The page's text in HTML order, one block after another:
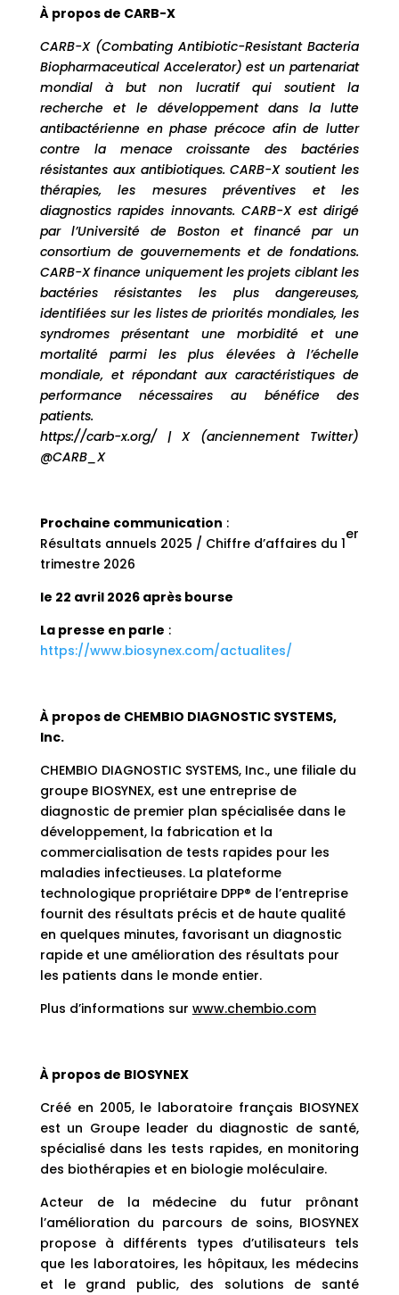
À propos de CARB-X
CARB-X (Combating Antibiotic-Resistant Bacteria
Biopharmaceutical Accelerator) est un partenariat
mondial à but non lucratif qui soutient la
recherche et le développement dans la lutte
antibactérienne en phase précoce afin de lutter
contre la menace croissante des bactéries
résistantes aux antibiotiques. CARB-X soutient les
thérapies, les mesures préventives et les
diagnostics rapides innovants. CARB-X est dirigé
par l’Université de Boston et financé par un
consortium de gouvernements et de fondations.
CARB-X finance uniquement les projets ciblant les
bactéries résistantes les plus dangereuses,
identifiées sur les listes de priorités mondiales, les
syndromes présentant une morbidité et une
mortalité parmi les plus élevées à l’échelle
mondiale, et répondant aux caractéristiques de
performance nécessaires au bénéfice des
patients.
https://carb-x.org/ | X (anciennement Twitter)
@CARB_X
Prochaine communication :
Résultats annuels 2025 / Chiffre d’affaires du 1
er
trimestre 2026
le 22 avril 2026 après bourse
La presse en parle :
https://www.biosynex.com/actualites/
À propos de CHEMBIO DIAGNOSTIC SYSTEMS,
Inc.
CHEMBIO DIAGNOSTIC SYSTEMS, Inc., une filiale du
groupe BIOSYNEX, est une entreprise de
diagnostic de premier plan spécialisée dans le
développement, la fabrication et la
commercialisation de tests rapides pour les
maladies infectieuses. La plateforme
technologique propriétaire DPP® de l’entreprise
fournit des résultats précis et de haute qualité
en quelques minutes, favorisant un diagnostic
rapide et une amélioration des résultats pour
les patients dans le monde entier.
Plus d’informations sur www.chembio.com
À propos de BIOSYNEX
Créé en 2005, le laboratoire français BIOSYNEX
est un Groupe leader du diagnostic de santé,
spécialisé dans les tests rapides, en monitoring
des biothérapies et en biologie moléculaire.
Acteur de la médecine du futur prônant
l’amélioration du parcours de soins, BIOSYNEX
propose à différents types d’utilisateurs tels
que les laboratoires, les hôpitaux, les médecins
et le grand public, des solutions de santé